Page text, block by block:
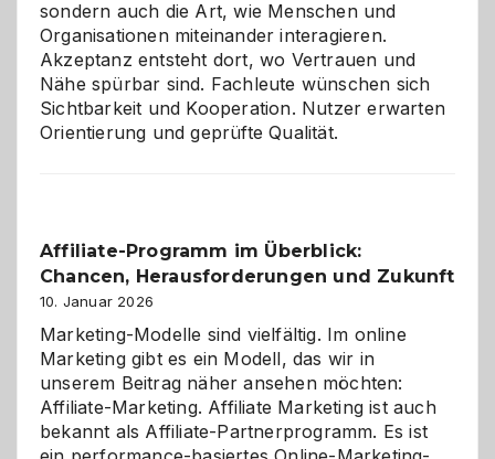
sondern auch die Art, wie Menschen und
Organisationen miteinander interagieren.
Akzeptanz entsteht dort, wo Vertrauen und
Nähe spürbar sind. Fachleute wünschen sich
Sichtbarkeit und Kooperation. Nutzer erwarten
Orientierung und geprüfte Qualität.
Affiliate-Programm im Überblick:
Chancen, Herausforderungen und Zukunft
10. Januar 2026
Marketing-Modelle sind vielfältig. Im online
Marketing gibt es ein Modell, das wir in
unserem Beitrag näher ansehen möchten:
Affiliate-Marketing. Affiliate Marketing ist auch
bekannt als Affiliate-Partnerprogramm. Es ist